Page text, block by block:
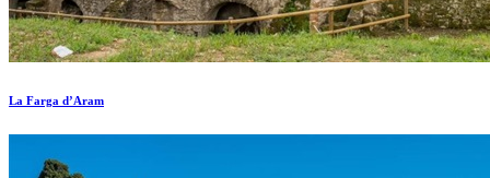
La Farga d’Aram